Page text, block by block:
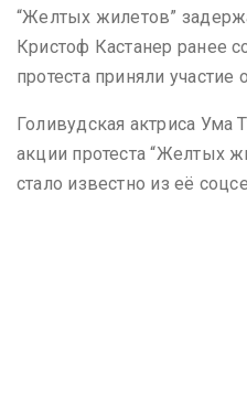
“Желтых жилетов”
Кристоф Кастанер ранее
протеста приняли
Голивудская актриса Ума
акции протеста “Желтых
стало известно из её